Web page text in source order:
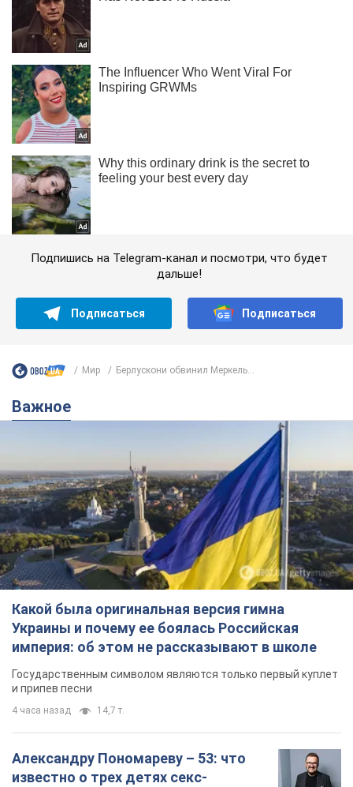
Подпишись на Telegram-канал и посмотри, что будет
дальше!
Подписаться Подписаться
Мир Берлускони обвинил Меркель...
Важное
Какой была оригинальная версия гимна
Украины и почему ее боялась Российская
империя: об этом не рассказывают в школе
Государственным символом являются только первый куплет
и припев песни
4 часа назад 14,7 т.
Александру Пономареву – 53: что
известно о трех детях секс-